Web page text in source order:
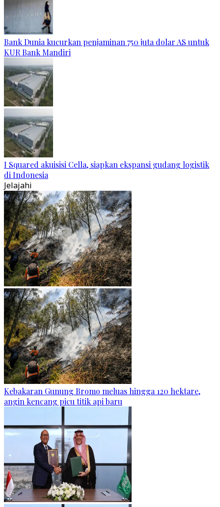
Bank Dunia kucurkan penjaminan 750 juta dolar AS untuk
KUR Bank Mandiri
I Squared akuisisi Cella, siapkan ekspansi gudang logistik
di Indonesia
Jelajahi
Kebakaran Gunung Bromo meluas hingga 120 hektare,
angin kencang picu titik api baru